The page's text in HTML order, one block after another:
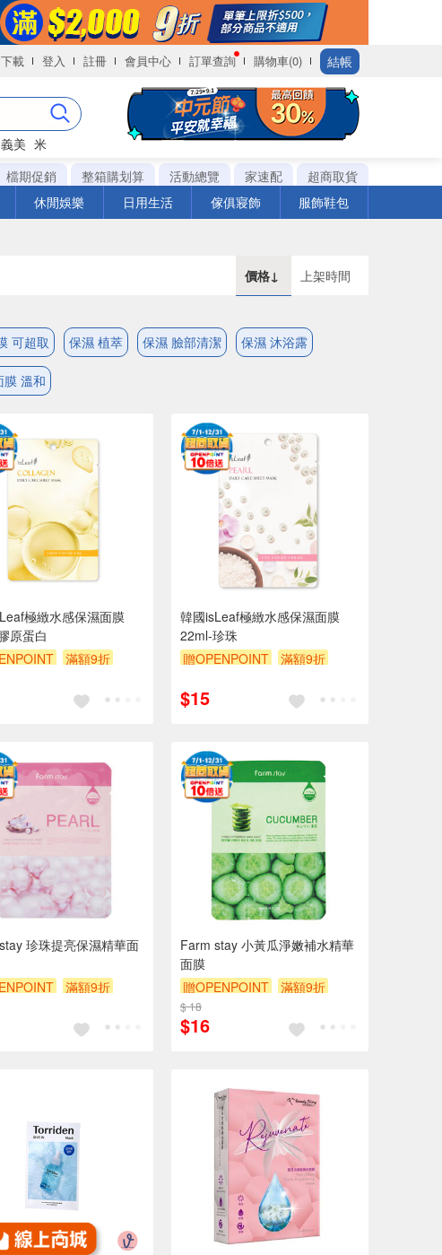
載 登入 註冊 會員中心 訂單查詢 購物車(0) 結帳
義美 米
檔期促銷 整箱購划算 活動總覽 家速配
超商取貨
休閒娛樂 日用生活 傢俱寢飾 服飾鞋包
價格↓ 上架時間
可超取 保濕 植萃 保濕 臉部清潔 保濕 沐浴露
膜 溫和
極緻水感保濕面膜
原蛋白
滿額9折
韓國isLeaf極緻水感保濕面膜
22ml-珍珠
贈OPENPOINT
滿額9折
$15
珍珠提亮保濕精華面
滿額9折
Farm stay 小黃瓜淨嫩補水精華
面膜
贈OPENPOINT
滿額9折
贈$200
$ 18
$16